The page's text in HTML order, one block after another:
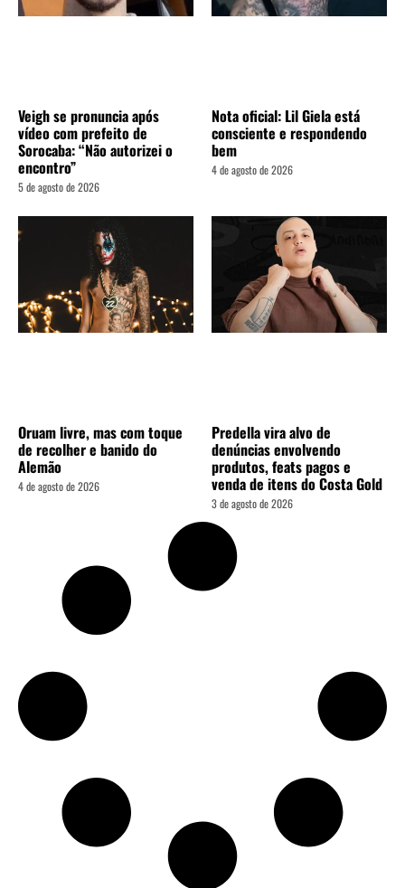
Veigh se pronuncia após
vídeo com prefeito de
Sorocaba: “Não autorizei o
encontro”
5 de agosto de 2026
Nota oficial: Lil Giela está
consciente e respondendo
bem
4 de agosto de 2026
Oruam livre, mas com toque
de recolher e banido do
Alemão
4 de agosto de 2026
Predella vira alvo de
denúncias envolvendo
produtos, feats pagos e
venda de itens do Costa Gold
3 de agosto de 2026